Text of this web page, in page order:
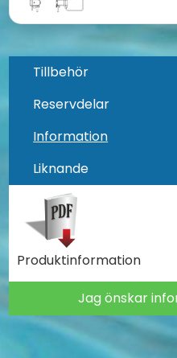
Tillbehör
Reservdelar
Information
Liknande
Produktinformation
Jag önskar